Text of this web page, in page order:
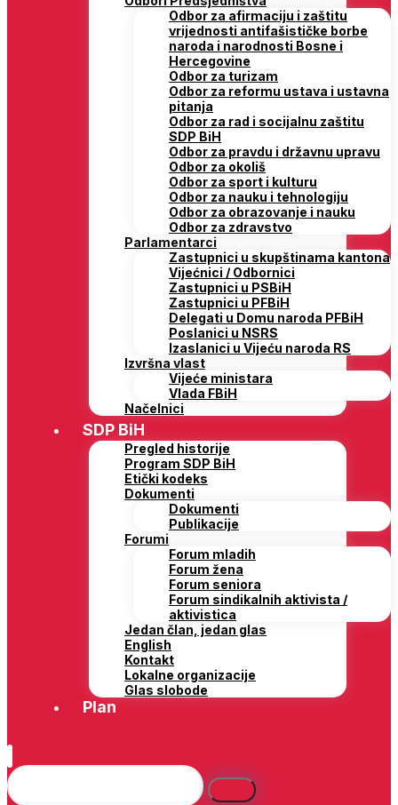
Odbor za afirmaciju i zaštitu
vrijednosti antifašističke borbe
naroda i narodnosti Bosne i
Hercegovine
Odbor za turizam
Odbor za reformu ustava i ustavna
pitanja
Odbor za rad i socijalnu zaštitu
SDP BiH
Odbor za pravdu i državnu upravu
Odbor za okoliš
Odbor za sport i kulturu
Odbor za nauku i tehnologiju
Odbor za obrazovanje i nauku
Odbor za zdravstvo
Parlamentarci
Zastupnici u skupštinama kantona
Vijećnici / Odbornici
Zastupnici u PSBiH
Zastupnici u PFBiH
Delegati u Domu naroda PFBiH
Poslanici u NSRS
Izaslanici u Vijeću naroda RS
Izvršna vlast
Vijeće ministara
Vlada FBiH
Načelnici
SDP BiH
Pregled historije
Program SDP BiH
Etički kodeks
Dokumenti
Dokumenti
Publikacije
Forumi
Forum mladih
Forum žena
Forum seniora
Forum sindikalnih aktivista /
aktivistica
Jedan član, jedan glas
English
Kontakt
Lokalne organizacije
Glas slobode
Plan